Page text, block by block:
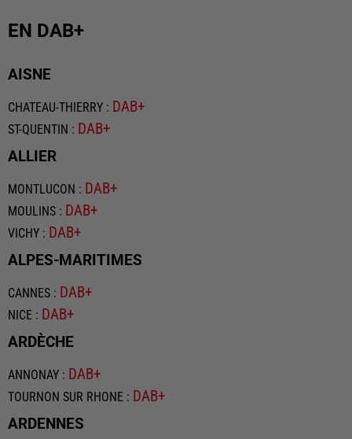
EN DAB+
AISNE
CHATEAU-THIERRY : DAB+
ST-QUENTIN : DAB+
ALLIER
MONTLUCON : DAB+
MOULINS : DAB+
VICHY : DAB+
ALPES-MARITIMES
CANNES : DAB+
NICE : DAB+
ARDÈCHE
ANNONAY : DAB+
TOURNON SUR RHONE : DAB+
ARDENNES